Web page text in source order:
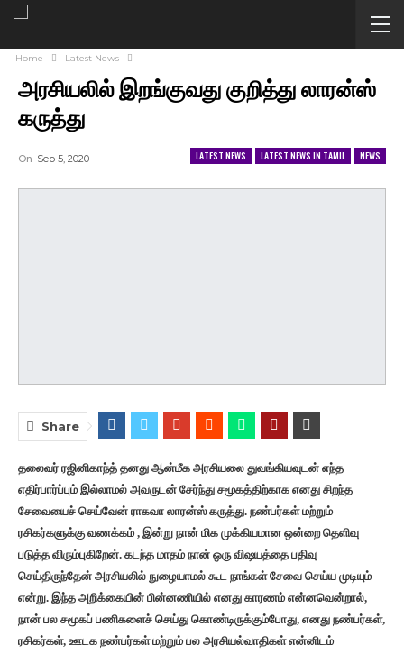
Home Latest News
அரசியலில் இறங்குவது குறித்து லாரன்ஸ்
கருத்து
LATEST NEWS LATEST NEWS IN TAMIL NEWS
On Sep 5, 2020
Share
தலைவர் ரஜினிகாந்த் தனது ஆன்மீக அரசியலை துவங்கியவுடன் எந்த
எதிர்பார்ப்பும் இல்லாமல் அவருடன் சேர்ந்து சமூகத்திற்காக எனது சிறந்த
சேவையைச் செய்வேன் ராகவா லாரன்ஸ் கருத்து. நண்பர்கள் மற்றும்
ரசிகர்களுக்கு வணக்கம் , இன்று நான் மிக முக்கியமான ஒன்றை தெளிவு
படுத்த விரும்புகிறேன். கடந்த மாதம் நான் ஒரு விஷயத்தை பதிவு
செய்திருந்தேன் அரசியலில் நுழையாமல் கூட நாங்கள் சேவை செய்ய முடியும்
என்று. இந்த அறிக்கையின் பின்னணியில் எனது காரணம் என்னவென்றால்,
நான் பல சமூகப் பணிகளைச் செய்து கொண்டிருக்கும்போது, எனது நண்பர்கள்,
ரசிகர்கள், ஊடக நண்பர்கள் மற்றும் பல அரசியல்வாதிகள் என்னிடம்